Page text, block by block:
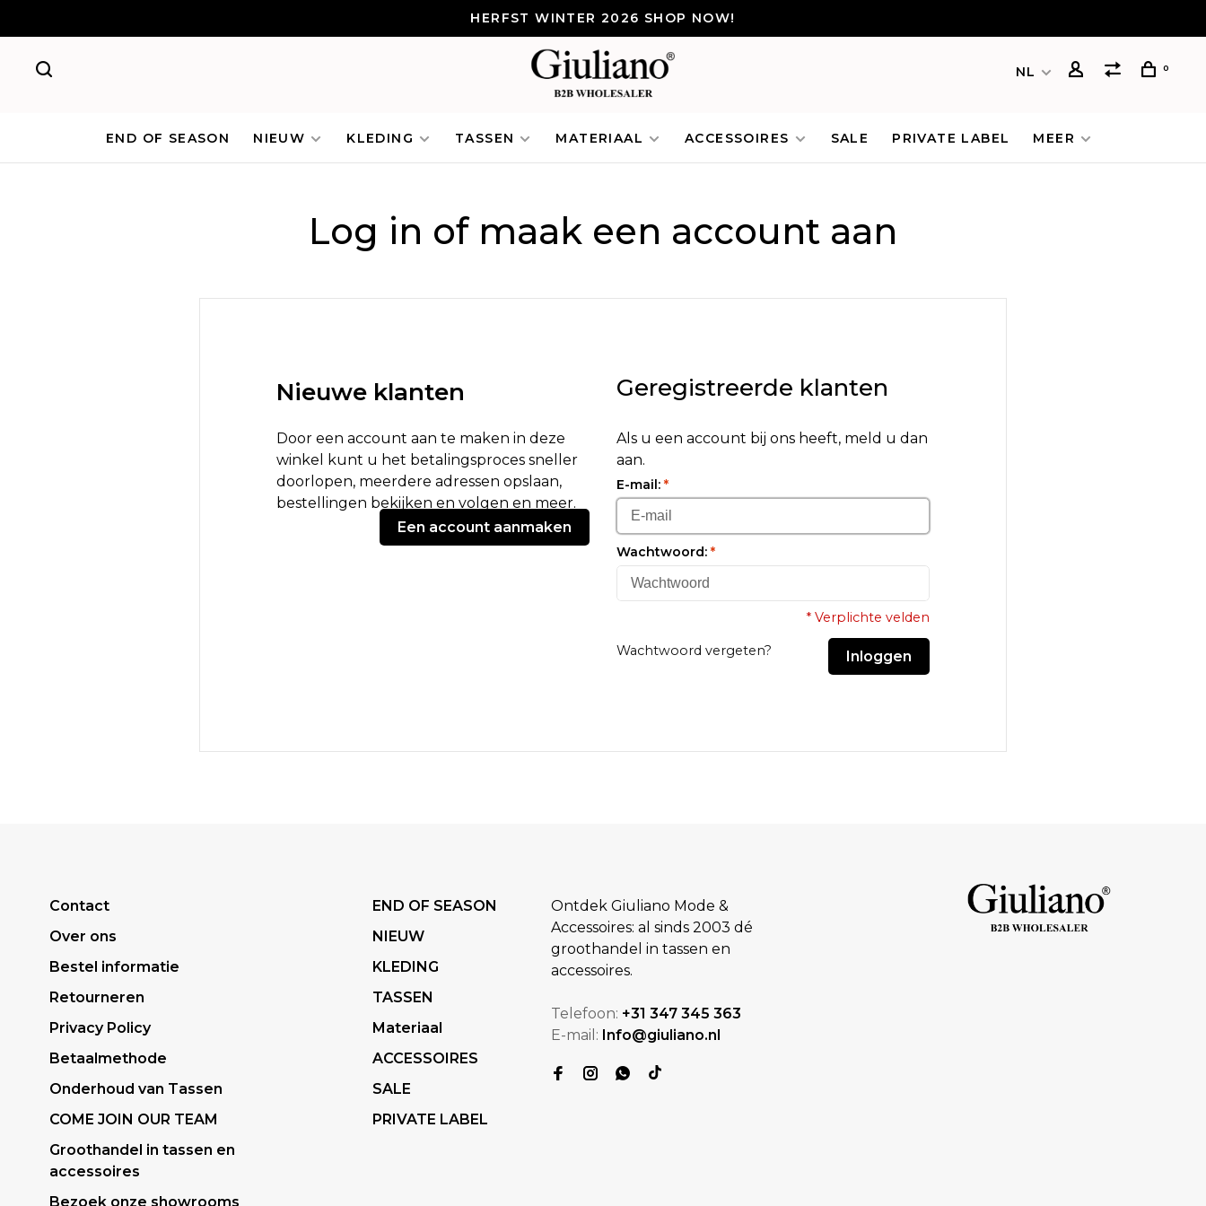
HERFST WINTER 2026 SHOP NOW!
NL 0
END OF SEASON NIEUW KLEDING TASSEN MATERIAAL ACCESSOIRES SALE PRIVATE LABEL MEER
Log in of maak een account aan
Nieuwe klanten
Door een account aan te maken in deze
winkel kunt u het betalingsproces sneller
doorlopen, meerdere adressen opslaan,
bestellingen bekijken en volgen en meer.
Een account aanmaken
Geregistreerde klanten
Als u een account bij ons heeft, meld u dan
aan.
E-mail: *
Wachtwoord: *
* Verplichte velden
Wachtwoord vergeten? Inloggen
Contact
Over ons
Bestel informatie
Retourneren
Privacy Policy
Betaalmethode
Onderhoud van Tassen
COME JOIN OUR TEAM
Groothandel in tassen en
accessoires
Bezoek onze showrooms
END OF SEASON
NIEUW
KLEDING
TASSEN
Materiaal
ACCESSOIRES
SALE
PRIVATE LABEL
Ontdek Giuliano Mode &
Accessoires: al sinds 2003 dé
groothandel in tassen en
accessoires.
Telefoon: +31 347 345 363
E-mail: Info@giuliano.nl